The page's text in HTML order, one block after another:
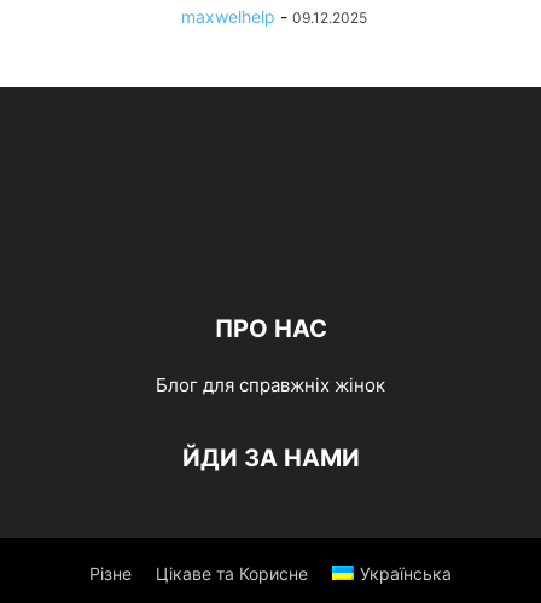
maxwelhelp - 09.12.2025
ПРО НАС
Блог для справжніх жінок
ЙДИ ЗА НАМИ
Різне Цікаве та Корисне Українська